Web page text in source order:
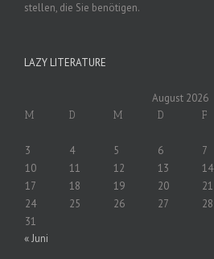
stellen, die Sie benötigen.
LAZY LITERATURE
August 2026
M D M D F
3
4 5 6 7
10
11 12 13 14
17
18 19 20 21
24
25 26 27 28
31
« Juni